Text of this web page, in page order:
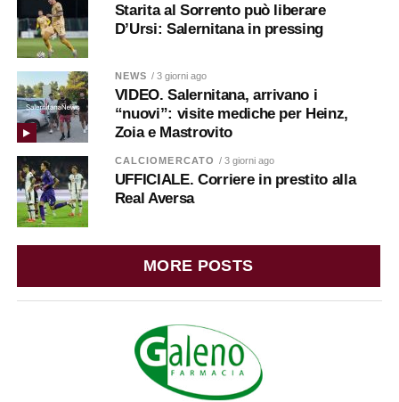
Starita al Sorrento può liberare
D’Ursi: Salernitana in pressing
NEWS / 3 giorni ago
VIDEO. Salernitana, arrivano i
“nuovi”: visite mediche per Heinz,
Zoia e Mastrovito
CALCIOMERCATO / 3 giorni ago
UFFICIALE. Corriere in prestito alla
Real Aversa
MORE POSTS